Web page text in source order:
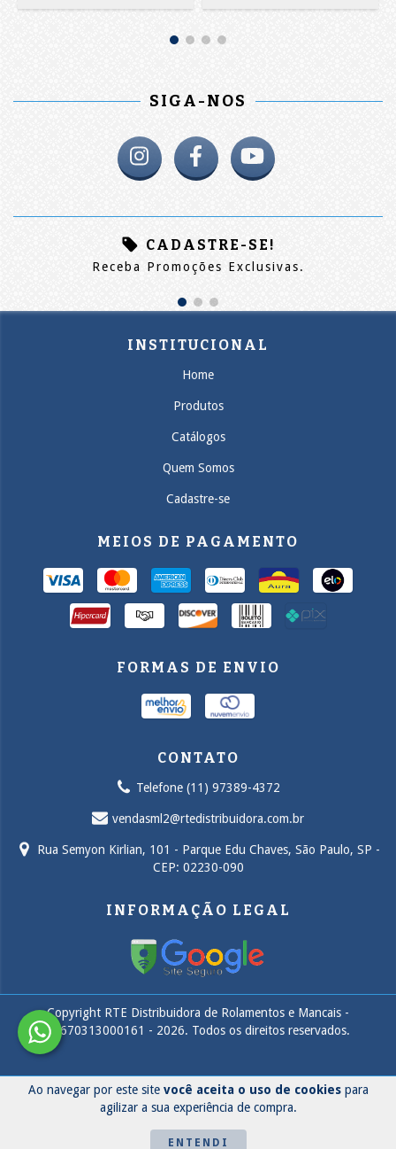
Ao navegar por este site você aceita o uso de cookiespara
agilizar a sua experiência de compra.
ENTENDI
SIGA-NOS
CADASTRE-SE!
Receba Promoções Exclusivas.
INSTITUCIONAL
Home
Produtos
Catálogos
Quem Somos
Cadastre-se
MEIOS DE PAGAMENTO
FORMAS DE ENVIO
CONTATO
Telefone (11) 97389-4372
vendasml2@rtedistribuidora.com.br
Rua Semyon Kirlian, 101 - Parque Edu Chaves, São Paulo, SP -
CEP: 02230-090
INFORMAÇÃO LEGAL
Copyright RTE Distribuidora de Rolamentos e Mancais -
14670313000161 - 2026. Todos os direitos reservados.